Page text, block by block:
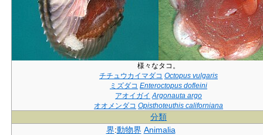
様々なタコ。
チチュウカイマダコ Octopus vulgaris
ミズダコ Enteroctopus dofleini
アオイガイ Argonauta argo
オオメンダコ Opisthoteuthis californiana
分類
界:動物界 Animalia